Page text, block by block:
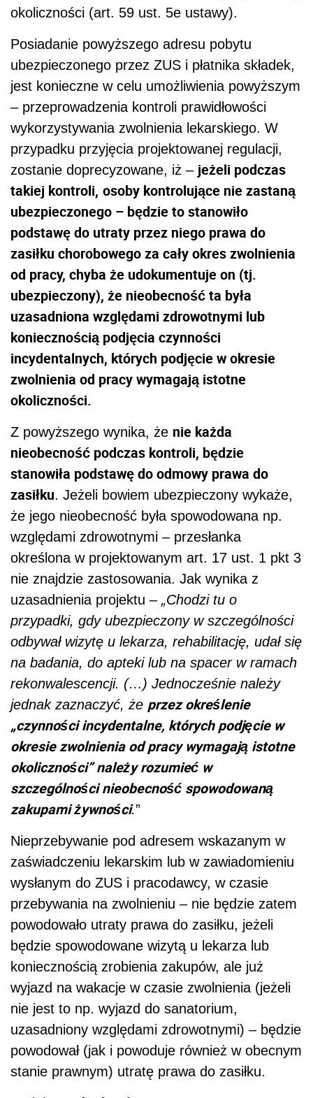
okoliczności (art. 59 ust. 5e ustawy).
Posiadanie powyższego adresu pobytu
ubezpieczonego przez ZUS i płatnika składek,
jest konieczne w celu umożliwienia powyższym
– przeprowadzenia kontroli prawidłowości
wykorzystywania zwolnienia lekarskiego. W
przypadku przyjęcia projektowanej regulacji,
zostanie doprecyzowane, iż – jeżeli podczas
takiej kontroli, osoby kontrolujące nie zastaną
ubezpieczonego – będzie to stanowiło
podstawę do utraty przez niego prawa do
zasiłku chorobowego za cały okres zwolnienia
od pracy, chyba że udokumentuje on (tj.
ubezpieczony), że nieobecność ta była
uzasadniona względami zdrowotnymi lub
koniecznością podjęcia czynności
incydentalnych, których podjęcie w okresie
zwolnienia od pracy wymagają istotne
okoliczności.
Z powyższego wynika, że nie każda
nieobecność podczas kontroli, będzie
stanowiła podstawę do odmowy prawa do
zasiłku. Jeżeli bowiem ubezpieczony wykaże,
że jego nieobecność była spowodowana np.
względami zdrowotnymi – przesłanka
określona w projektowanym art. 17 ust. 1 pkt 3
nie znajdzie zastosowania. Jak wynika z
uzasadnienia projektu – „Chodzi tu o
przypadki, gdy ubezpieczony w szczególności
odbywał wizytę u lekarza, rehabilitację, udał się
na badania, do apteki lub na spacer w ramach
rekonwalescencji. (…) Jednocześnie należy
jednak zaznaczyć, że przez określenie
„czynności incydentalne, których podjęcie w
okresie zwolnienia od pracy wymagają istotne
okoliczności” należy rozumieć w
szczególności nieobecność spowodowaną
zakupami żywności.”
Nieprzebywanie pod adresem wskazanym w
zaświadczeniu lekarskim lub w zawiadomieniu
wysłanym do ZUS i pracodawcy, w czasie
przebywania na zwolnieniu – nie będzie zatem
powodowało utraty prawa do zasiłku, jeżeli
będzie spowodowane wizytą u lekarza lub
koniecznością zrobienia zakupów, ale już
wyjazd na wakacje w czasie zwolnienia (jeżeli
nie jest to np. wyjazd do sanatorium,
uzasadniony względami zdrowotnymi) – będzie
powodował (jak i powoduje również w obecnym
stanie prawnym) utratę prawa do zasiłku.